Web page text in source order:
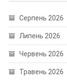
Серпень 2026
Липень 2026
Червень 2026
Травень 2026